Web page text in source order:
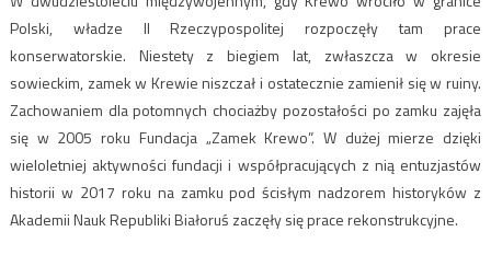
Polski, władze II Rzeczypospolitej rozpoczęły tam prace
konserwatorskie. Niestety z biegiem lat, zwłaszcza w okresie
sowieckim, zamek w Krewie niszczał i ostatecznie zamienił się w ruiny.
Zachowaniem dla potomnych chociażby pozostałości po zamku zajęła
się w 2005 roku Fundacja „Zamek Krewo”. W dużej mierze dzięki
wieloletniej aktywności fundacji i współpracujących z nią entuzjastów
historii w 2017 roku na zamku pod ścisłym nadzorem historyków z
Akademii Nauk Republiki Białoruś zaczęły się prace rekonstrukcyjne.